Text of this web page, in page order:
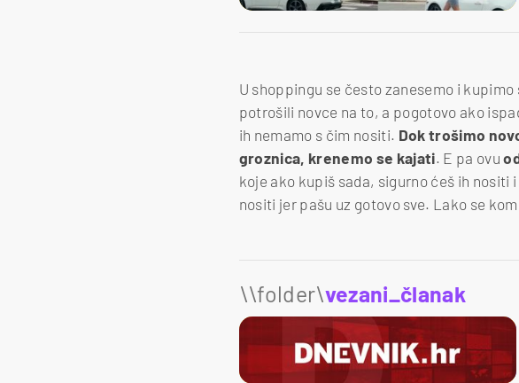
U shoppingu se često zanesemo i
potrošili novce na to, a pogotovo ako
ih nemamo s čim nositi. Dok trošimo
groznica, krenemo se kajati. E pa ovu
koje ako kupiš sada, sigurno ćeš ih nositi
nositi jer pašu uz gotovo sve. Lako se
\\folder\vezani_članak